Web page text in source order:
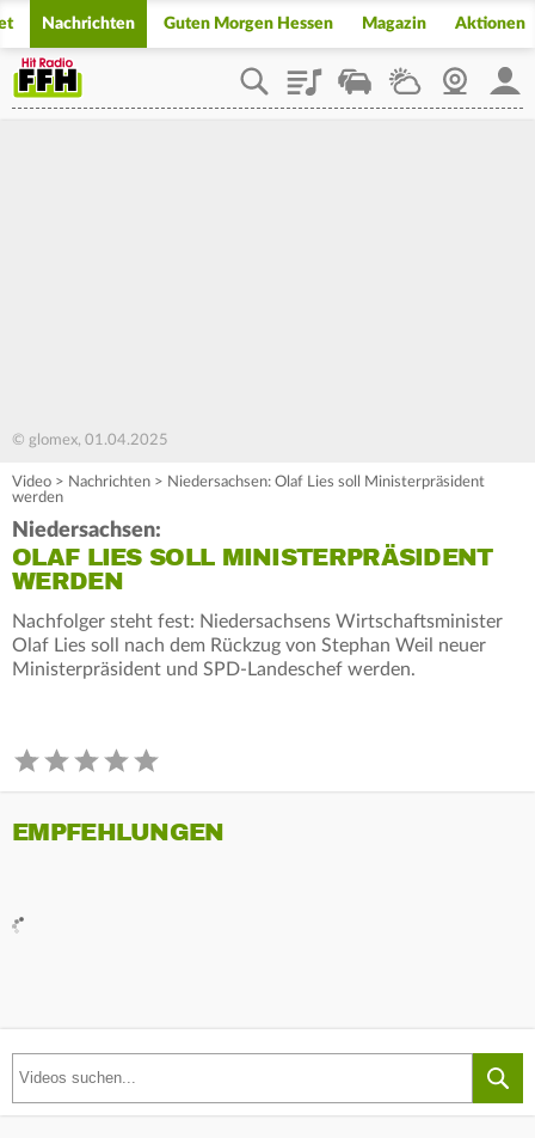
Nachrichten Guten Morgen Hessen Magazin Aktionen
PlaylistStaupilotWetterWebcam
© glomex, 01.04.2025
Video > Nachrichten > Niedersachsen: Olaf Lies soll Ministerpräsident
werden
Niedersachsen:
OLAF LIES SOLL MINISTERPRÄSIDENT
WERDEN
Nachfolger steht fest: Niedersachsens Wirtschaftsminister
Olaf Lies soll nach dem Rückzug von Stephan Weil neuer
Ministerpräsident und SPD-Landeschef werden.
EMPFEHLUNGEN